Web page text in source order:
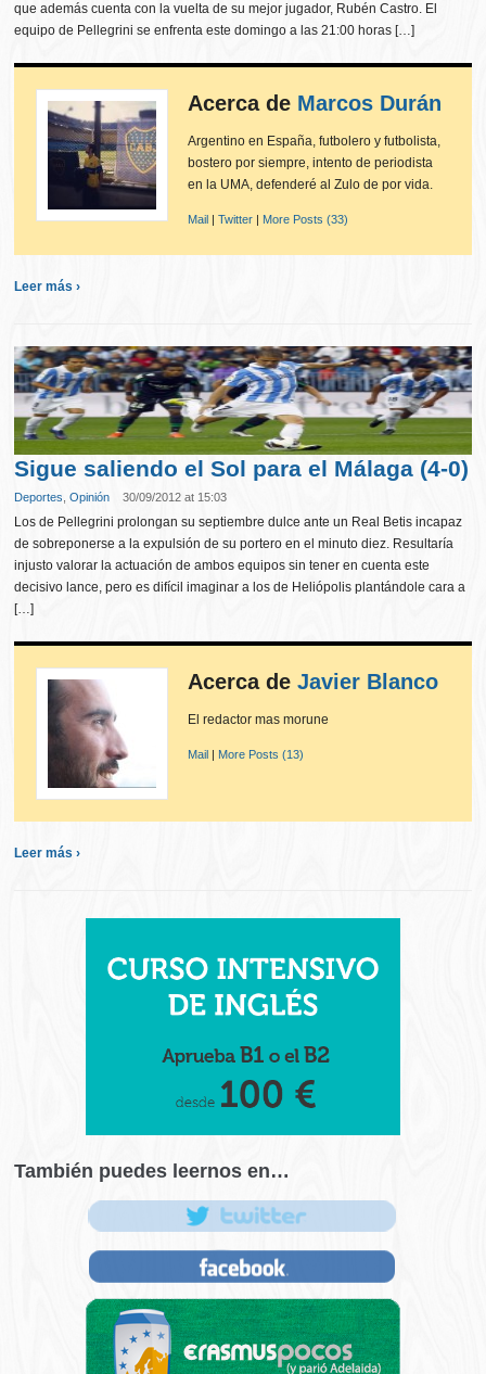
que además cuenta con la vuelta de su mejor jugador, Rubén Castro. El
equipo de Pellegrini se enfrenta este domingo a las 21:00 horas […]
Acerca de Marcos Durán
Argentino en España, futbolero y futbolista,
bostero por siempre, intento de periodista
en la UMA, defenderé al Zulo de por vida.
Mail |Twitter | More Posts (33)
Leer más ›
Sigue saliendo el Sol para el Málaga (4-0)
Deportes ,Opinión 30/09/2012 at 15:03
Los de Pellegrini prolongan su septiembre dulce ante un Real Betis incapaz
de sobreponerse a la expulsión de su portero en el minuto diez. Resultaría
injusto valorar la actuación de ambos equipos sin tener en cuenta este
decisivo lance, pero es difícil imaginar a los de Heliópolis plantándole cara a
[…]
Acerca deJavier Blanco
El redactor mas morune
Mail | More Posts (13)
Leer más ›
También puedes leernos en…